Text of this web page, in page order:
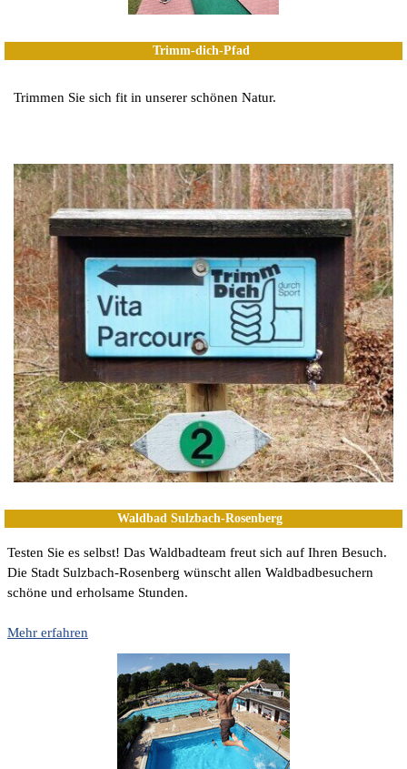
Trimm-dich-Pfad
Trimmen Sie sich fit in unserer schönen Natur.
Waldbad Sulzbach-Rosenberg
Testen Sie es selbst! Das Waldbadteam freut sich auf Ihren Besuch.
Die Stadt Sulzbach-Rosenberg wünscht allen Waldbadbesuchern
schöne und erholsame Stunden.
Mehr erfahren